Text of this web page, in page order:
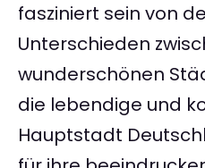
fasziniert sein von
Unterschieden
wunderschönen
die lebendige und
Hauptstadt